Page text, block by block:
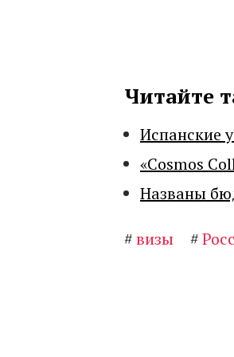
Читайте
Испанские
«Cosmos
Названы
#визы #